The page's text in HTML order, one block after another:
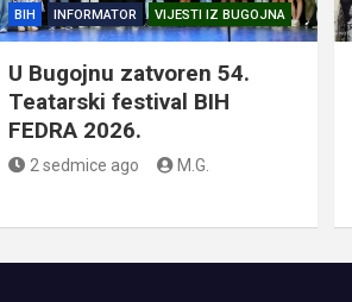
BIH INFORMATOR VIJESTI IZ BUGOJNA
U Bugojnu zatvoren 54.
Teatarski festival BIH
FEDRA 2026.
2 sedmice ago M.G.